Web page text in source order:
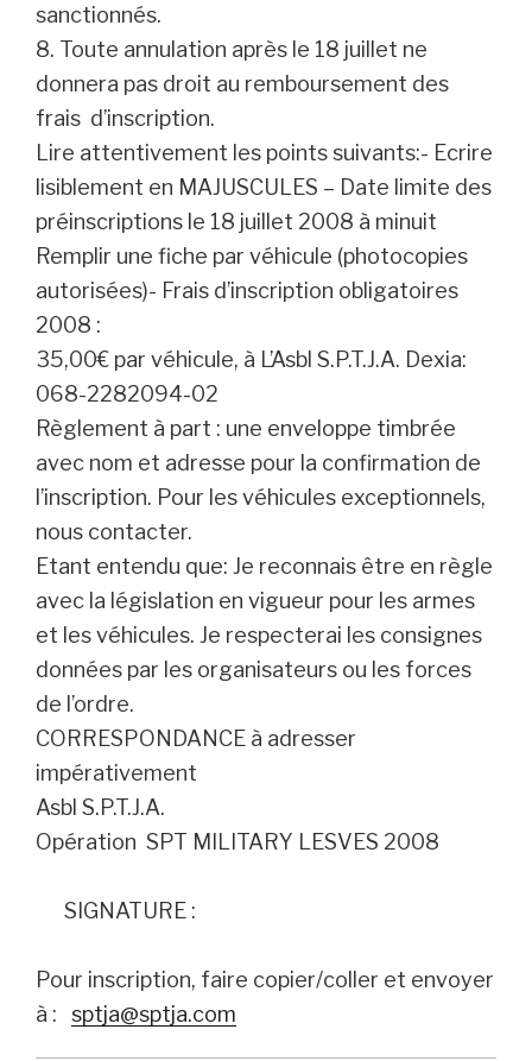
sanctionnés.
8. Toute annulation après le 18 juillet ne
donnera pas droit au remboursement des
frais d’inscription.
Lire attentivement les points suivants:- Ecrire
lisiblement en MAJUSCULES – Date limite des
préinscriptions le 18 juillet 2008 à minuit
Remplir une fiche par véhicule (photocopies
autorisées)- Frais d’inscription obligatoires
2008 :
35,00€ par véhicule, à L’Asbl S.P.T.J.A. Dexia:
068-2282094-02
Règlement à part : une enveloppe timbrée
avec nom et adresse pour la confirmation de
l’inscription. Pour les véhicules exceptionnels,
nous contacter.
Etant entendu que: Je reconnais être en règle
avec la législation en vigueur pour les armes
et les véhicules. Je respecterai les consignes
données par les organisateurs ou les forces
de l’ordre.
CORRESPONDANCE à adresser
impérativement
Asbl S.P.T.J.A.
Opération SPT MILITARY LESVES 2008
SIGNATURE :
Pour inscription, faire copier/coller et envoyer
à : sptja@sptja.com